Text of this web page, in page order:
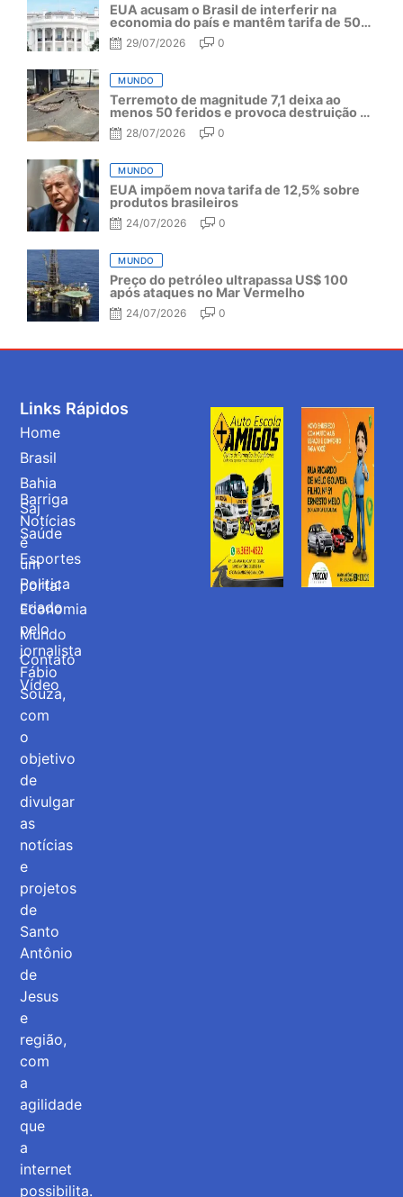
EUA acusam o Brasil de interferir na
economia do país e mantêm tarifa de 50%
por mais um ano
29/07/2026 0
MUNDO
Terremoto de magnitude 7,1 deixa ao
menos 50 feridos e provoca destruição no
Japão
28/07/2026 0
MUNDO
EUA impõem nova tarifa de 12,5% sobre
produtos brasileiros
24/07/2026 0
MUNDO
Preço do petróleo ultrapassa US$ 100
após ataques no Mar Vermelho
24/07/2026 0
Barriga
Notícias
é
um
portal
criado
pelo
jornalista
Fábio
Souza,
com
o
objetivo
de
divulgar
as
notícias
e
projetos
de
Santo
Antônio
de
Jesus
e
região,
com
a
agilidade
que
a
internet
possibilita.
Links Rápidos
Home
Brasil
Bahia
Saj
Saúde
Esportes
Politica
Economia
Mundo
Contato
Vídeo